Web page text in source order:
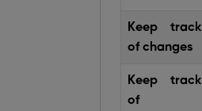
Keep track
of changes
Keep track
of